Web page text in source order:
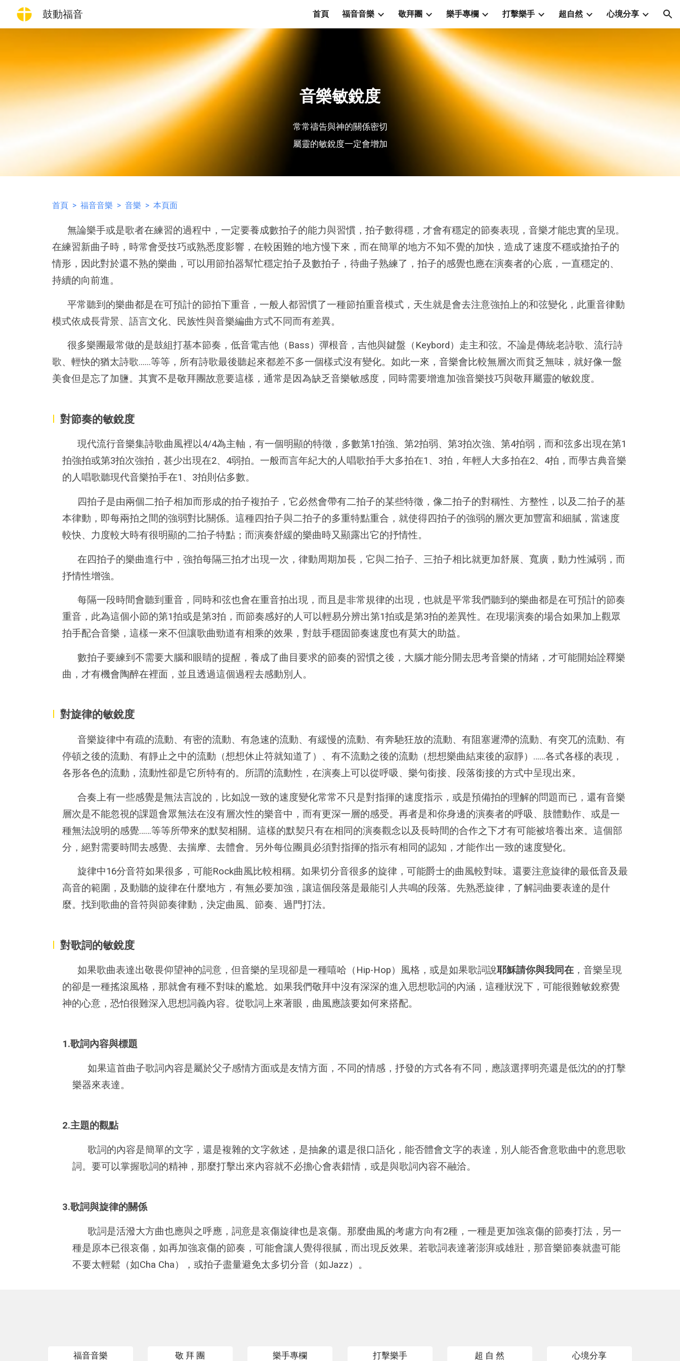
Skip to navigation
鼓動福音 首頁 福音音樂 敬拜團 樂手專欄 打擊樂手 超自然 心境分享
音樂敏銳度
常常禱告與神的關係密切
屬靈的敏銳度一定會增加
首頁> 福音音樂 > 音樂 > 本頁面
無論樂手或是歌者在練習的過程中，一定要養成數拍子的能力與習慣，拍子數得穩，才會有穩定的節奏表現，音樂才能忠實的呈現。
在練習新曲子時，時常會受技巧或熟悉度影響，在較困難的地方慢下來，而在簡單的地方不知不覺的加快，造成了速度不穩或搶拍子的
情形，因此對於還不熟的樂曲，可以用節拍器幫忙穩定拍子及數拍子，待曲子熟練了，拍子的感覺也應在演奏者的心底，一直穩定的、
持續的向前進。
平常聽到的樂曲都是在可預計的節拍下重音，一般人都習慣了一種節拍重音模式，天生就是會去注意強拍上的和弦變化，此重音律動
模式依成長背景、語言文化、民族性與音樂編曲方式不同而有差異。
很多樂團最常做的是鼓組打基本節奏，低音電吉他（Bass）彈根音，吉他與鍵盤（Keybord）走主和弦。不論是傳統老詩歌、流行詩
歌、輕快的猶太詩歌......等等，所有詩歌最後聽起來都差不多一個樣式沒有變化。如此一來，音樂會比較無層次而貧乏無味，就好像一盤
美食但是忘了加鹽。其實不是敬拜團故意要這樣，通常是因為缺乏音樂敏感度，同時需要增進加強音樂技巧與敬拜屬靈的敏銳度。
I 對節奏的敏銳度
現代流行音樂集詩歌曲風裡以4/4為主軸，有一個明顯的特徵，多數第1拍強、第2拍弱、第3拍次強、第4拍弱，而和弦多出現在第1
拍強拍或第3拍次強拍，甚少出現在2、4弱拍。一般而言年紀大的人唱歌拍手大多拍在1、3拍，年輕人大多拍在2、4拍，而學古典音樂
的人唱歌聽現代音樂拍手在1、3拍則佔多數。
四拍子是由兩個二拍子相加而形成的拍子複拍子，它必然會帶有二拍子的某些特徵，像二拍子的對稱性、方整性，以及二拍子的基
本律動，即每兩拍之間的強弱對比關係。這種四拍子與二拍子的多重特點重合，就使得四拍子的強弱的層次更加豐富和細膩，當速度
較快、力度較大時有很明顯的二拍子特點；而演奏舒緩的樂曲時又顯露出它的抒情性。
在四拍子的樂曲進行中，強拍每隔三拍才出現一次，律動周期加長，它與二拍子、三拍子相比就更加舒展、寬廣，動力性減弱，而
抒情性增強。
每隔一段時間會聽到重音，同時和弦也會在重音拍出現，而且是非常規律的出現，也就是平常我們聽到的樂曲都是在可預計的節奏
重音，此為這個小節的第1拍或是第3拍，而節奏感好的人可以輕易分辨出第1拍或是第3拍的差異性。在現場演奏的場合如果加上觀眾
拍手配合音樂，這樣一來不但讓歌曲勁道有相乘的效果，對鼓手穩固節奏速度也有莫大的助益。
數拍子要練到不需要大腦和眼睛的提醒，養成了曲目要求的節奏的習慣之後，大腦才能分開去思考音樂的情緒，才可能開始詮釋樂
曲，才有機會陶醉在裡面，並且透過這個過程去感動別人。
I 對旋律的敏銳度
音樂旋律中有疏的流動、有密的流動、有急速的流動、有緩慢的流動、有奔馳狂放的流動、有阻塞遲滯的流動、有突兀的流動、有
停頓之後的流動、有靜止之中的流動（想想休止符就知道了）、有不流動之後的流動（想想樂曲結束後的寂靜）……各式各樣的表現，
各形各色的流動，流動性卻是它所特有的。所謂的流動性，在演奏上可以從呼吸、樂句銜接、段落銜接的方式中呈現出來。
合奏上有一些感覺是無法言說的，比如說一致的速度變化常常不只是對指揮的速度指示，或是預備拍的理解的問題而已，還有音樂
層次是不能忽視的課題會眾無法在沒有層次性的樂音中，而有更深一層的感受。再者是和你身邊的演奏者的呼吸、肢體動作、或是一
種無法說明的感覺……等等所帶來的默契相關。這樣的默契只有在相同的演奏觀念以及長時間的合作之下才有可能被培養出來。這個部
分，絕對需要時間去感覺、去揣摩、去體會。另外每位團員必須對指揮的指示有相同的認知，才能作出一致的速度變化。
旋律中16分音符如果很多，可能Rock曲風比較相稱。如果切分音很多的旋律，可能爵士的曲風較對味。還要注意旋律的最低音及最
高音的範圍，及動聽的旋律在什麼地方，有無必要加強，讓這個段落是最能引人共鳴的段落。先熟悉旋律，了解詞曲要表達的是什
麼。找到歌曲的音符與節奏律動，決定曲風、節奏、過門打法。
I 對歌詞的敏銳度
如果歌曲表達出敬畏仰望神的詞意，但音樂的呈現卻是一種嘻哈（Hip-Hop）風格，或是如果歌詞說耶穌請你與我同在，音樂呈現
的卻是一種搖滾風格，那就會有種不對味的尷尬。如果我們敬拜中沒有深深的進入思想歌詞的內涵，這種狀況下，可能很難敏銳察覺
神的心意，恐怕很難深入思想詞義內容。從歌詞上來著眼，曲風應該要如何來搭配。
1.歌詞內容與標題
如果這首曲子歌詞內容是屬於父子感情方面或是友情方面，不同的情感，抒發的方式各有不同，應該選擇明亮還是低沈的的打擊
樂器來表達。
2.主題的觀點
歌詞的內容是簡單的文字，還是複雜的文字敘述，是抽象的還是很口語化，能否體會文字的表達，別人能否會意歌曲中的意思歌
詞。要可以掌握歌詞的精神，那麼打擊出來內容就不必擔心會表錯情，或是與歌詞內容不融洽。
3.歌詞與旋律的關係
歌詞是活潑大方曲也應與之呼應，詞意是哀傷旋律也是哀傷。那麼曲風的考慮方向有2種，一種是更加強哀傷的節奏打法，另一
種是原本已很哀傷，如再加強哀傷的節奏，可能會讓人覺得很膩，而出現反效果。若歌詞表達著澎湃或雄壯，那音樂節奏就盡可能
不要太輕鬆（如Cha Cha），或拍子盡量避免太多切分音（如Jazz）。
福音音樂 敬 拜 團 樂手專欄 打擊樂手 超 自 然 心境分享